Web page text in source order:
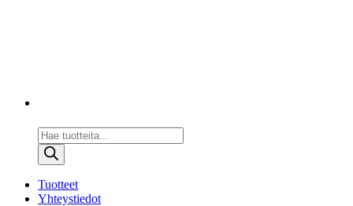
Products
search
Tuotteet
Yhteystiedot